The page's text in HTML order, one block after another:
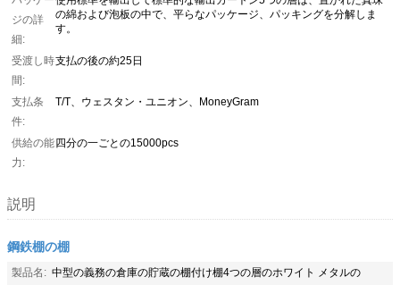
ジの詳
細:
の綿および泡板の中で、平らなパッケージ、パッキングを分解しま
す。
受渡し時
間:
支払の後の約25日
支払条
件:
T/T、ウェスタン・ユニオン、MoneyGram
供給の能
力:
四分の一ごとの15000pcs
説明
鋼鉄棚の棚
製品名: 中型の義務の倉庫の貯蔵の棚付け棚4つの層のホワイト メタルの